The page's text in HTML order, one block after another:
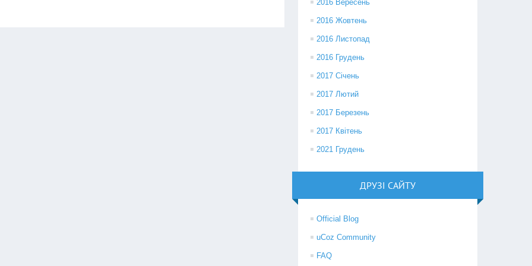
2016 Вересень
2016 Жовтень
2016 Листопад
2016 Грудень
2017 Січень
2017 Лютий
2017 Березень
2017 Квітень
2021 Грудень
ДРУЗІ САЙТУ
Official Blog
uCoz Community
FAQ